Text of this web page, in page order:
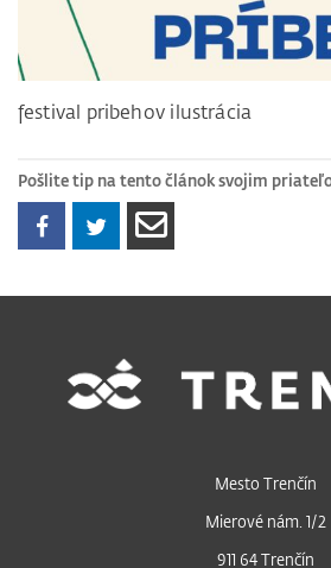
festival pribehov ilustrácia
Pošlite tip na tento článok svojim
Mesto Trenčín
Mierové nám. 1/2
911 64 Trenčín